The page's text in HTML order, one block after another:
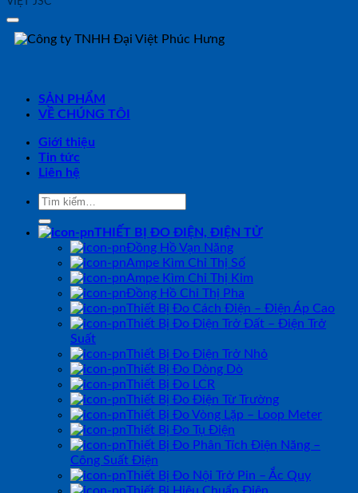
SẢN PHẨM
VỀ CHÚNG TÔI
Giới thiệu
Tin tức
Liên hệ
Tìm
THIẾT BỊ ĐO ĐIỆN, ĐIỆN TỬ
Đồng Hồ Vạn Năng
Ampe Kìm Chỉ Thị Số
Ampe Kìm Chỉ Thị Kim
Đồng Hồ Chỉ Thị Pha
Thiết Bị Đo Cách Điện – Điện Áp Cao
Thiết Bị Đo Điện Trở Đất – Điện Trở
Suất
Thiết Bị Đo Điện Trở Nhỏ
Thiết Bị Đo Dòng Dò
Thiết Bị Đo LCR
Thiết Bị Đo Điện Từ Trường
Thiết Bị Đo Vòng Lặp – Loop Meter
Thiết Bị Đo Tụ Điện
Thiết Bị Đo Phân Tích Điện Năng –
Công Suất Điện
Thiết Bị Đo Nội Trở Pin – Ắc Quy
Thiết Bị Hiệu Chuẩn Điện